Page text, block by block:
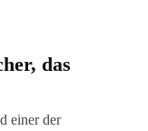
das
einer der